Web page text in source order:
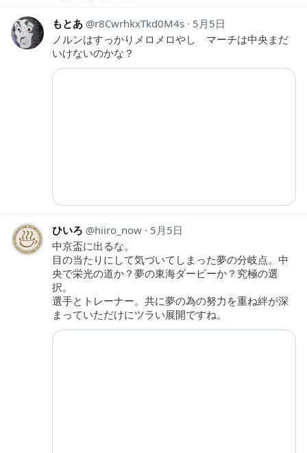
もとあ r8CwrhkxTkd0M4s
5月5日
ノルンはすっかりメロメロやし マーチは中央まだ
いけないのかな？
ひいろ hiiro_now
5月5日
中京盃に出るな。
目の当たりにして気づいてしまった夢の分岐点。中
央で栄光の道か？夢の東海ダービーか？究極の選
択。
選手とトレーナー。共に夢の為の努力を重ね絆が深
まっていただけにツラい展開ですね。